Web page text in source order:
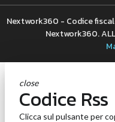
Nextwork360 - Codice
Nextwork360. ALL
close
Codice Rss
Clicca sul pulsante per